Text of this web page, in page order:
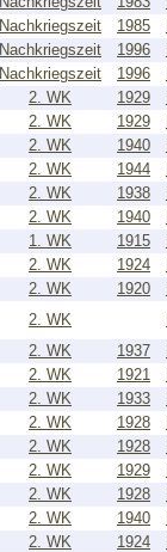
Nachkriegszeit 1985
Nachkriegszeit 1996
Nachkriegszeit 1996
2. WK 1929
2. WK 1929
2. WK 1940
2. WK 1944
2. WK 1938
2. WK 1940
1. WK 1915
2. WK 1924
2. WK 1920
2. WK
2. WK 1937
2. WK 1921
2. WK 1933
2. WK 1928
2. WK 1928
2. WK 1929
2. WK 1928
2. WK 1940
2. WK 1924